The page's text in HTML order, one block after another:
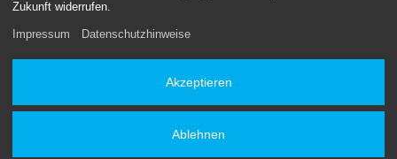
UNSERE KOMPETENZEN
Zuverlässig, zuverlässig, zuverlässig! Schnell und persönlich
darauf. Wir sind gut – und wir halten, was wir versprechen.
Zukunft widerrufen.
Impressum Datenschutzhinweise
Akzeptieren
Ablehnen